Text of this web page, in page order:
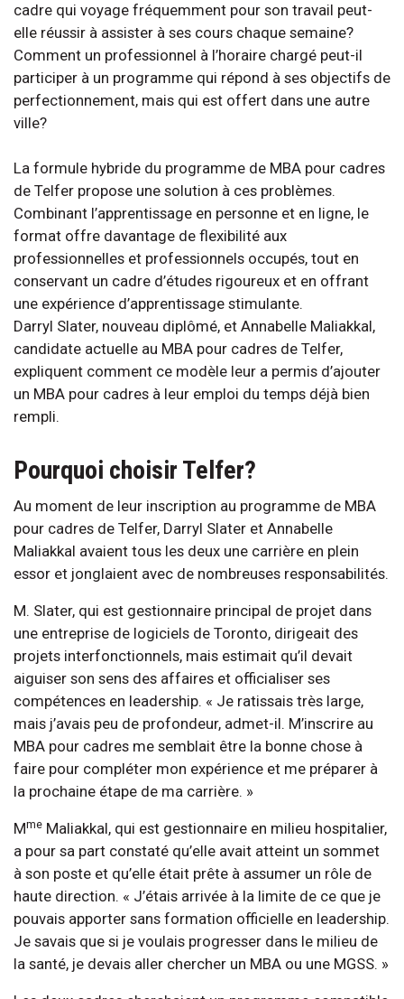
cadre qui voyage fréquemment pour son travail peut-
elle réussir à assister à ses cours chaque semaine?
Comment un professionnel à l’horaire chargé peut-il
participer à un programme qui répond à ses objectifs de
perfectionnement, mais qui est offert dans une autre
ville?
La formule hybride du programme de MBA pour cadres
de Telfer propose une solution à ces problèmes.
Combinant l’apprentissage en personne et en ligne, le
format offre davantage de flexibilité aux
professionnelles et professionnels occupés, tout en
conservant un cadre d’études rigoureux et en offrant
une expérience d’apprentissage stimulante.
Darryl Slater, nouveau diplômé, et Annabelle Maliakkal,
candidate actuelle au MBA pour cadres de Telfer,
expliquent comment ce modèle leur a permis d’ajouter
un MBA pour cadres à leur emploi du temps déjà bien
rempli.
Pourquoi choisir Telfer?
Au moment de leur inscription au programme de MBA
pour cadres de Telfer, Darryl Slater et Annabelle
Maliakkal avaient tous les deux une carrière en plein
essor et jonglaient avec de nombreuses responsabilités.
M. Slater, qui est gestionnaire principal de projet dans
une entreprise de logiciels de Toronto, dirigeait des
projets interfonctionnels, mais estimait qu’il devait
aiguiser son sens des affaires et officialiser ses
compétences en leadership. « Je ratissais très large,
mais j’avais peu de profondeur, admet-il. M’inscrire au
MBA pour cadres me semblait être la bonne chose à
faire pour compléter mon expérience et me préparer à
la prochaine étape de ma carrière. »
Mme Maliakkal, qui est gestionnaire en milieu hospitalier,
a pour sa part constaté qu’elle avait atteint un sommet
à son poste et qu’elle était prête à assumer un rôle de
haute direction. « J’étais arrivée à la limite de ce que je
pouvais apporter sans formation officielle en leadership.
Je savais que si je voulais progresser dans le milieu de
la santé, je devais aller chercher un MBA ou une MGSS. »